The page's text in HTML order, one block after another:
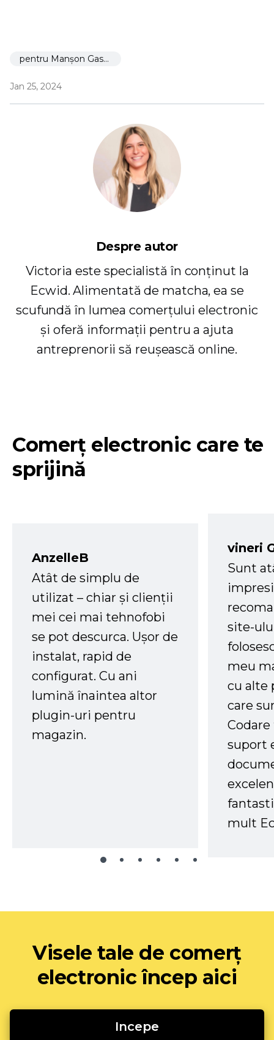
pentru Manșon Gastric
Jan 25, 2024
Despre autor
Victoria este specialistă în conținut la
Ecwid. Alimentată de matcha, ea se
scufundă în lumea comerțului electronic
și oferă informații pentru a ajuta
antreprenorii să reușească online.
Comerț electronic care te
sprijină
AnzelleB
Atât de simplu de
utilizat – chiar și clienții
mei cei mai tehnofobi
se pot descurca. Ușor de
instalat, rapid de
configurat. Cu ani
lumină înaintea altor
plugin-uri pentru
magazin.
vineri
Sunt
site-
meu
cu alte
care
suport
mult
Visele tale de comerț
electronic încep aici
Incepe